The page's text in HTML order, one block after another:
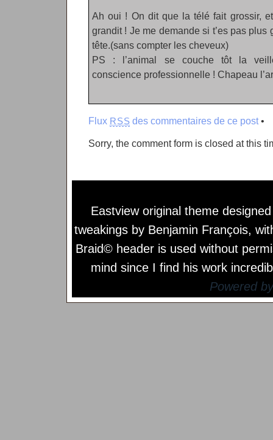
Ah oui ! On dit que la télé fait grossir,
grandit ! Je me demande si t’es pas plus
tête.(sans compter les cheveux)
PS : l’animal se couche tôt la
conscience professionnelle ! Chapeau
Flux RSS des commentaires de ce post•
Sorry, the comment form is closed at this
Eastview original theme
tweakings by Benjamin François,
Braid© header is used without
mind since I find his work
Powered